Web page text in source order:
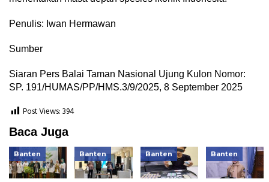
Penulis: Iwan Hermawan
Sumber
Siaran Pers Balai Taman Nasional Ujung Kulon Nomor:
SP. 191/HUMAS/PP/HMS.3/9/2025, 8 September 2025
Post Views:394
Baca Juga
Banten Banten Banten Banten